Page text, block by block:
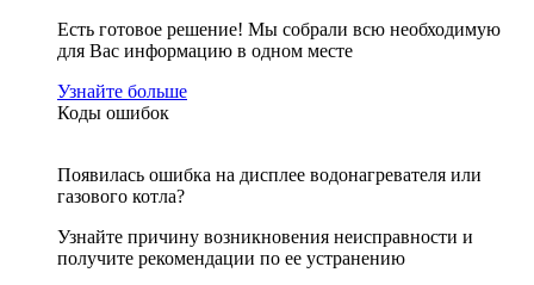
Есть готовое решение! Мы собрали всю необходимую
для Вас информацию в одном месте
Узнайте больше
Коды ошибок
Появилась ошибка на дисплее водонагревателя или
газового котла?
Узнайте причину возникновения неисправности и
получите рекомендации по ее устранению